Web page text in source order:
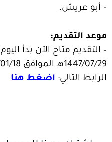
– أبو عريش.
موعد التقديم:
– التقديم متاح الآن بدأ
الرابط التالي: اضغط هنا